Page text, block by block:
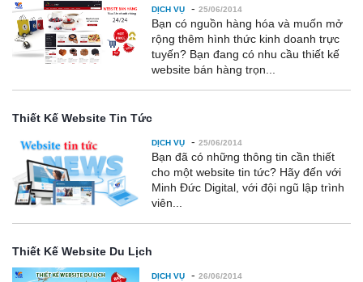
DỊCH VỤ - 25/06/2014
Bạn có nguồn hàng hóa và muốn mở
rộng thêm hình thức kinh doanh trực
tuyến? Bạn đang có nhu cầu thiết kế
website bán hàng trọn...
Thiết Kế Website Tin Tức
DỊCH VỤ - 25/06/2014
Bạn đã có những thông tin cần thiết
cho một website tin tức? Hãy đến với
Minh Đức Digital, với đội ngũ lập trình
viên...
Thiết Kế Website Du Lịch
DỊCH VỤ - 26/06/2014